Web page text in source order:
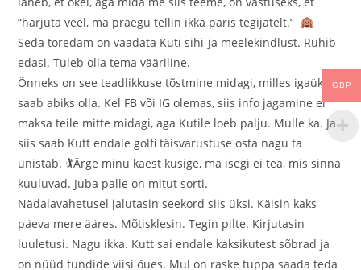
“harjuta veel, ma praegu tellin ikka päris tegijatelt.”
Seda toredam on vaadata Kuti sihi-ja meelekindlust. Rühib
edasi. Tuleb olla tema vääriline.
Õnneks on see teadlikkuse tõstmine midagi, milles igaüks
saab abiks olla. Kel FB või IG olemas, siis info jagamine ei
maksa teile mitte midagi, aga Kutile loeb palju. Mulle ka. Ja
siis saab Kutt endale golfi täisvarustuse osta nagu ta
unistab. 🏌Ärge minu käest küsige, ma isegi ei tea, mis sinna
kuuluvad. Juba palle on mitut sorti.
Nädalavahetusel jalutasin seekord siis üksi. Käisin kaks
päeva mere ääres. Mõtisklesin. Tegin pilte. Kirjutasin
luuletusi. Nagu ikka. Kutt sai endale kaksikutest sõbrad ja
on nüüd tundide viisi õues. Mul on raske tuppa saada teda
GBP